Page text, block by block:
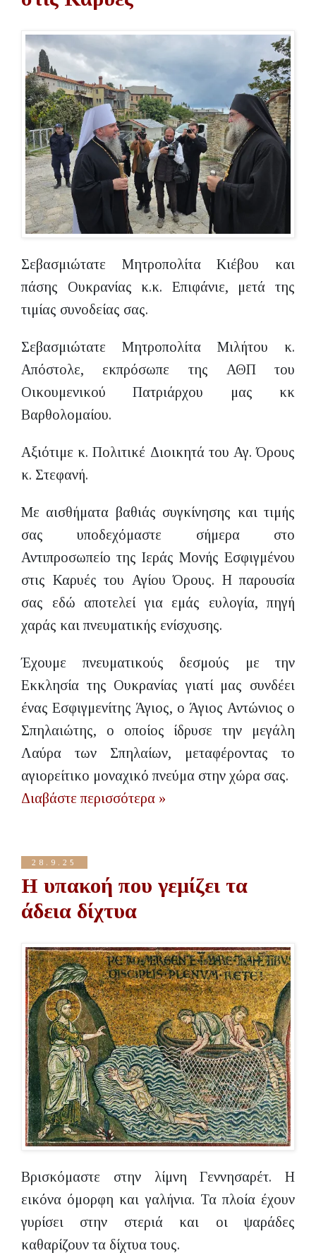
Σεβασμιώτατε Μητροπολίτα Κιέβου και
πάσης Ουκρανίας κ.κ. Επιφάνιε, μετά της
τιμίας συνοδείας σας.
Σεβασμιώτατε Μητροπολίτα Μιλήτου κ.
Απόστολε, εκπρόσωπε της ΑΘΠ του
Οικουμενικού Πατριάρχου μας κκ
Βαρθολομαίου.
Αξιότιμε κ. Πολιτικέ Διοικητά του Αγ. Όρους
κ. Στεφανή.
Με αισθήματα βαθιάς συγκίνησης και τιμής
σας υποδεχόμαστε σήμερα στο
Αντιπροσωπείο της Ιεράς Μονής Εσφιγμένου
στις Καρυές του Αγίου Όρους. Η παρουσία
σας εδώ αποτελεί για εμάς ευλογία, πηγή
χαράς και πνευματικής ενίσχυσης.
Έχουμε πνευματικούς δεσμούς με την
Εκκλησία της Ουκρανίας γιατί μας συνδέει
ένας Εσφιγμενίτης Άγιος, ο Άγιος Αντώνιος ο
Σπηλαιώτης, ο οποίος ίδρυσε την μεγάλη
Λαύρα των Σπηλαίων, μεταφέροντας το
αγιορείτικο μοναχικό πνεύμα στην χώρα σας.
Διαβάστε περισσότερα »
28.9.25
Η υπακοή που γεμίζει τα
άδεια δίχτυα
Βρισκόμαστε στην λίμνη Γεννησαρέτ. Η
εικόνα όμορφη και γαλήνια. Τα πλοία έχουν
γυρίσει στην στεριά και οι ψαράδες
καθαρίζουν τα δίχτυα τους.